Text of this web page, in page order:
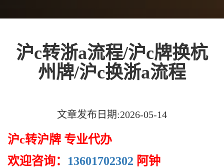
沪c转浙a流程/沪c牌换杭
州牌/沪c换浙a流程
文章发布日期:2026-05-14
沪c转沪牌 专业代办
欢迎咨询： 13601702302 阿钟